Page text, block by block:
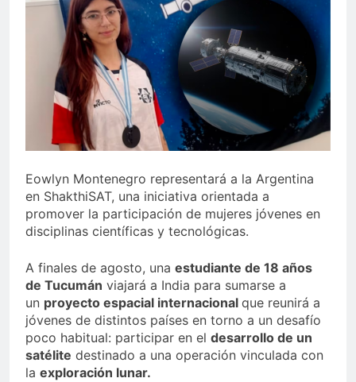
Eowlyn Montenegro representará a la Argentina
en ShakthiSAT, una iniciativa orientada a
promover la participación de mujeres jóvenes en
disciplinas científicas y tecnológicas.
A finales de agosto, una estudiante de 18 años
de Tucumán viajará a India para sumarse a
un proyecto espacial internacional que reunirá a
jóvenes de distintos países en torno a un desafío
poco habitual: participar en el desarrollo de un
satélite destinado a una operación vinculada con
la exploración lunar.